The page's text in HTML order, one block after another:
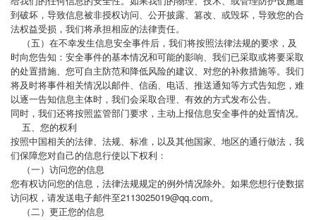
到破坏，导致信息被非授权访问、公开披露、篡改、或毁坏，导致您的合
法权益受损，我们将承担相应的法律责任。
（五）在不幸发生信息安全事件后，我们将按照法律法规的要求，及
时向您告知：安全事件的基本情况和可能的影响、我们已采取或将要采取
的处置措施、您可自主防范和降低风险的建议、对您的补救措施等。我们
将及时将事件相关情况以邮件、信函、电话、推送通知等方式告知您，难
以逐一告知信息主体时，我们会采取合理、有效的方式发布公告。
同时，我们还将按照监管部门要求，主动上报信息安全事件的处置情况。
五、您的权利
按照中国相关的法律、法规、标准，以及其他国家、地区的通行做法，我
们保障您对自己的信息行使以下权利：
（一）访问您的信息
您有权访问您的信息，法律法规规定的例外情况除外。如果您想行使数据
访问权，请发送电子邮件至2113025019@qq.com。
（二）更正您的信息